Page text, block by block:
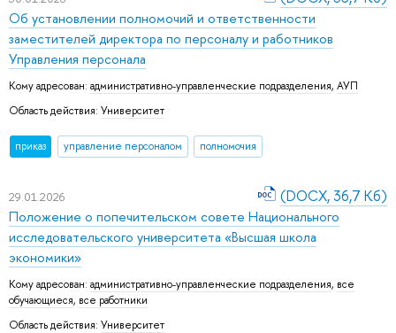
Об установлении полномочий и ответственности
заместителей директора по персоналу и работников
Управления персонала
Кому адресован: административно-управленческие подразделения, АУП
Область действия: Университет
приказ управление персоналом полномочия
29.01.2026
Положение о попечительском совете Национального
исследовательского университета «Высшая школа
экономики»
Кому адресован: административно-управленческие подразделения, все
обучающиеся, все работники
Область действия: Университет
(DOCX, 36,7 Кб)